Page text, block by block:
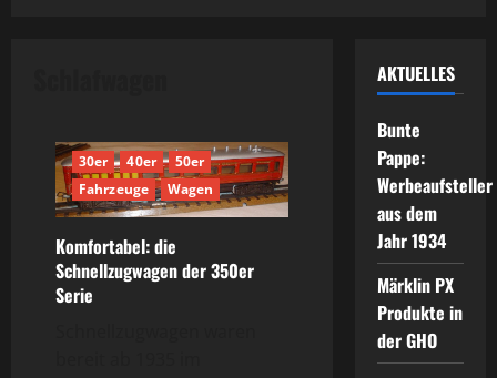
30er 40er
50er
Fahrzeuge
Wagen
Komfortabel: die
Schnellzugwagen der 350er
Serie
AKTUELLES
Bunte
Pappe:
Werbeaufsteller
aus dem
Jahr 1934
Märklin PX
Produkte in
der GHO